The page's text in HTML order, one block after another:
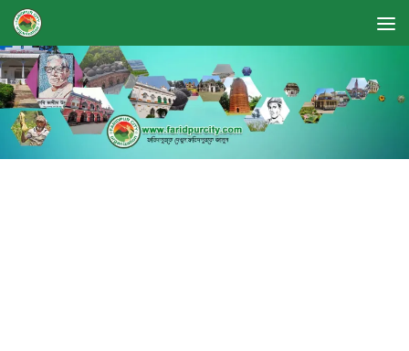
Skip to content